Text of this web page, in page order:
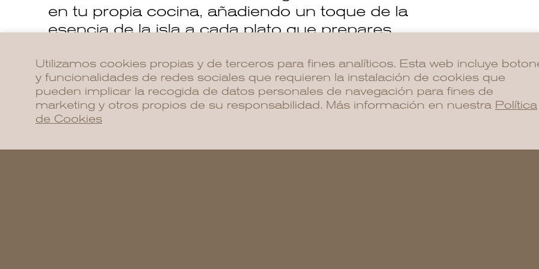
en tu propia cocina, añadiendo un toque de la
esencia de la isla a cada plato que prepares.
Regalos de Ibiza:
Además de ser un
indispensable, la sal de
convertido en un
isla a casa. En
Utilizamos cookies propias y de terceros para fines analíticos. Esta web incluye
y funcionalidades de redes sociales que requieren la instalación de cookies que
pueden implicar la recogida de datos personales de navegación para fines de
marketing y otros propios de su responsabilidad. Más información en nuestra Política
de Cookies